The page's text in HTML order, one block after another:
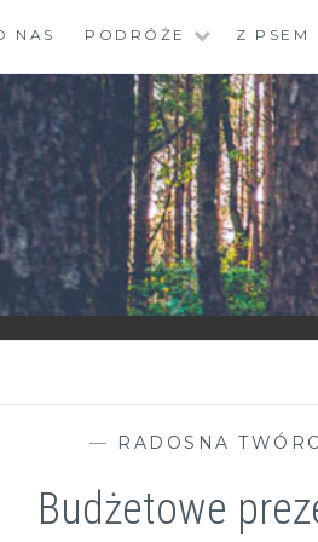
NAS PODRÓŻE Z PSEM
DNIA CODZIENNEGO
— RADOSNA
Budżetowe